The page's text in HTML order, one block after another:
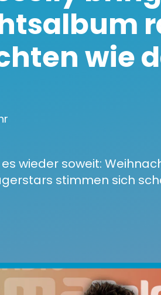
wie
wieder soweit:
stimmen sich